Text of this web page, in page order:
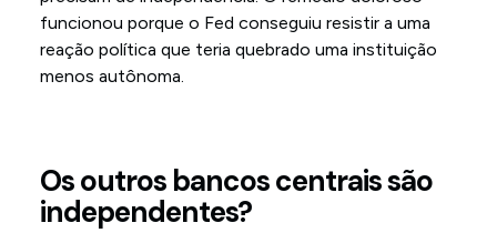
funcionou porque o Fed conseguiu resistir a uma
reação política que teria quebrado uma instituição
menos autônoma.
Os outros bancos centrais são
independentes?